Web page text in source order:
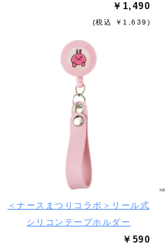
￥1,490
(税込 ￥1,639)
＜ナースまつりコラボ＞リール式
シリコンテープホルダー
￥590